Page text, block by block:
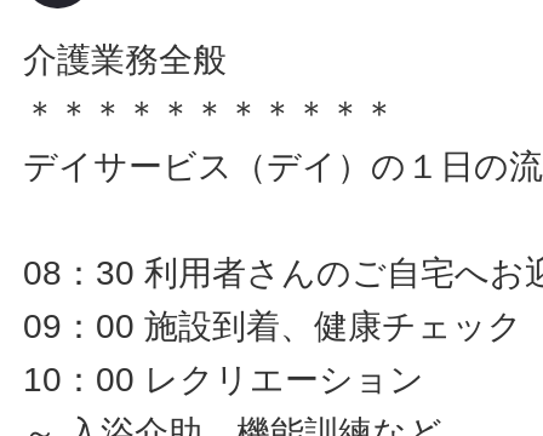
介護業務全般
＊＊＊＊＊＊＊＊＊＊＊
デイサービス（デイ）の１日の
08：30 利用者さんのご自宅へお
09：00 施設到着、健康チェック
10：00 レクリエーション